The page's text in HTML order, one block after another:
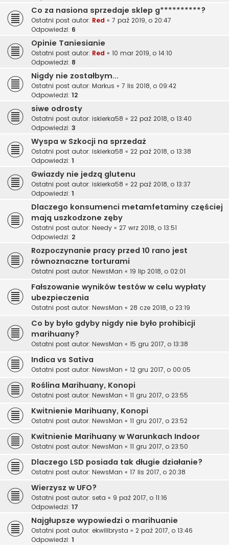
Co za nasiona sprzedaje sklep g**********?
Ostatni post autor: Red « 7 paź 2019, o 20:47
Odpowiedzi: 6
Opinie Taniesianie
Ostatni post autor: Red « 10 mar 2019, o 14:10
Odpowiedzi: 8
Nigdy nie zostałbym...
Ostatni post autor: Markus « 7 lis 2018, o 09:42
Odpowiedzi: 12
siwe odrosty
Ostatni post autor: iskierka58 « 22 paź 2018, o 13:40
Odpowiedzi: 3
Wyspa w Szkocji na sprzedaż
Ostatni post autor: iskierka58 « 22 paź 2018, o 13:38
Odpowiedzi: 1
Gwiazdy nie jedzą glutenu
Ostatni post autor: iskierka58 « 22 paź 2018, o 13:37
Odpowiedzi: 1
Dlaczego konsumenci metamfetaminy częściej
mają uszkodzone zęby
Ostatni post autor: Needy « 27 wrz 2018, o 13:51
Odpowiedzi: 2
Rozpoczynanie pracy przed 10 rano jest
równoznaczne torturami
Ostatni post autor: NewsMan « 19 lip 2018, o 02:01
Fałszowanie wyników testów w celu wypłaty
ubezpieczenia
Ostatni post autor: NewsMan « 28 cze 2018, o 23:19
Co by było gdyby nigdy nie było prohibicji
marihuany?
Ostatni post autor: NewsMan « 15 gru 2017, o 13:38
Indica vs Sativa
Ostatni post autor: NewsMan « 12 gru 2017, o 00:05
Roślina Marihuany, Konopi
Ostatni post autor: NewsMan « 11 gru 2017, o 23:55
Kwitnienie Marihuany, Konopi
Ostatni post autor: NewsMan « 11 gru 2017, o 23:52
Kwitnienie Marihuany w Warunkach Indoor
Ostatni post autor: NewsMan « 11 gru 2017, o 23:50
Dlaczego LSD posiada tak długie działanie?
Ostatni post autor: NewsMan « 17 lis 2017, o 20:38
Wierzysz w UFO?
Ostatni post autor: seta « 9 paź 2017, o 11:16
Odpowiedzi: 17
Najgłupsze wypowiedzi o marihuanie
Ostatni post autor: ekwilibrysta « 2 paź 2017, o 13:46
Odpowiedzi: 1